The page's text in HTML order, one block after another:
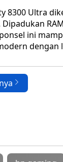
8300 Ultra
ini
dengan